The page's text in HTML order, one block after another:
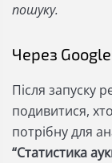
пошуку.
Через
Після запуску
подивитися,
потрібну для
“Статистика